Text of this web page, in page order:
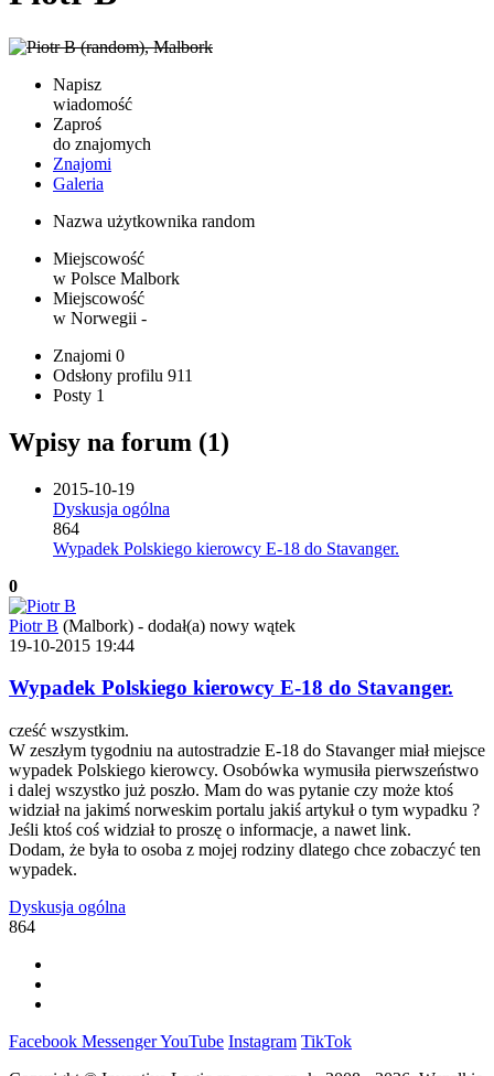
Napisz
wiadomość
Zaproś
do znajomych
Znajomi
Galeria
Nazwa użytkownika random
Miejscowość
w Polsce Malbork
Miejscowość
w Norwegii -
Znajomi 0
Odsłony profilu 911
Posty 1
Wpisy na forum (1)
2015-10-19
Dyskusja ogólna
864
Wypadek Polskiego kierowcy E-18 do Stavanger.
0
Piotr B (Malbork) - dodał(a) nowy wątek
19-10-2015 19:44
Wypadek Polskiego kierowcy E-18 do Stavanger.
cześć wszystkim.
W zeszłym tygodniu na autostradzie E-18 do Stavanger miał miejsce
wypadek Polskiego kierowcy. Osobówka wymusiła pierwszeństwo
i dalej wszystko już poszło. Mam do was pytanie czy może ktoś
widział na jakimś norweskim portalu jakiś artykuł o tym wypadku ?
Jeśli ktoś coś widział to proszę o informacje, a nawet link.
Dodam, że była to osoba z mojej rodziny dlatego chce zobaczyć ten
wypadek.
Dyskusja ogólna
864
Facebook MessengerYouTube Instagram TikTok